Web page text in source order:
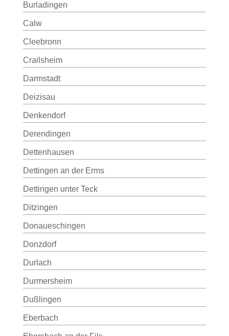
Burladingen
Calw
Cleebronn
Crailsheim
Darmstadt
Deizisau
Denkendorf
Derendingen
Dettenhausen
Dettingen an der Erms
Dettingen unter Teck
Ditzingen
Donaueschingen
Donzdorf
Durlach
Durmersheim
Dußlingen
Eberbach